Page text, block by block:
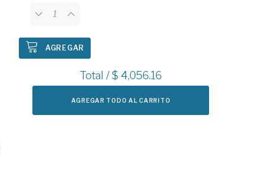
AGREGAR
Total / $ 4,056.16
AGREGAR TODO AL CARRITO